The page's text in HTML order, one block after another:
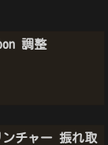
調整
ンチャー 振れ取